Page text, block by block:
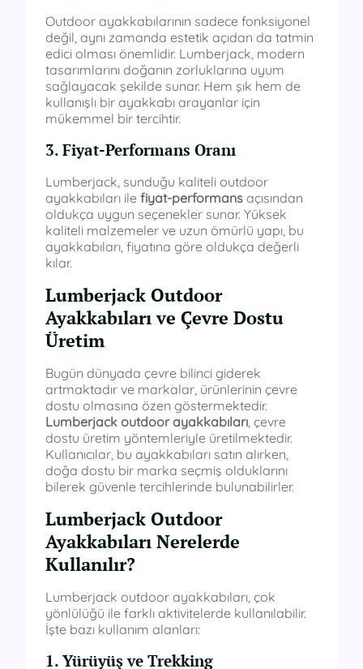
Outdoor ayakkabılarının sadece fonksiyonel
değil, aynı zamanda estetik açıdan da tatmin
edici olması önemlidir. Lumberjack, modern
tasarımlarını doğanın zorluklarına uyum
sağlayacak şekilde sunar. Hem şık hem de
kullanışlı bir ayakkabı arayanlar için
mükemmel bir tercihtir.
3. Fiyat-Performans Oranı
Lumberjack, sunduğu kaliteli outdoor
ayakkabıları ile fiyat-performans açısından
oldukça uygun seçenekler sunar. Yüksek
kaliteli malzemeler ve uzun ömürlü yapı, bu
ayakkabıları, fiyatına göre oldukça değerli
kılar.
Lumberjack Outdoor
Ayakkabıları ve Çevre Dostu
Üretim
Bugün dünyada çevre bilinci giderek
artmaktadır ve markalar, ürünlerinin çevre
dostu olmasına özen göstermektedir.
Lumberjack outdoor ayakkabıları , çevre
dostu üretim yöntemleriyle üretilmektedir.
Kullanıcılar, bu ayakkabıları satın alırken,
doğa dostu bir marka seçmiş olduklarını
bilerek güvenle tercihlerinde bulunabilirler.
Lumberjack Outdoor
Ayakkabıları Nerelerde
Kullanılır?
Lumberjack outdoor ayakkabıları, çok
yönlülüğü ile farklı aktivitelerde kullanılabilir.
İşte bazı kullanım alanları:
1. Yürüyüş ve Trekking